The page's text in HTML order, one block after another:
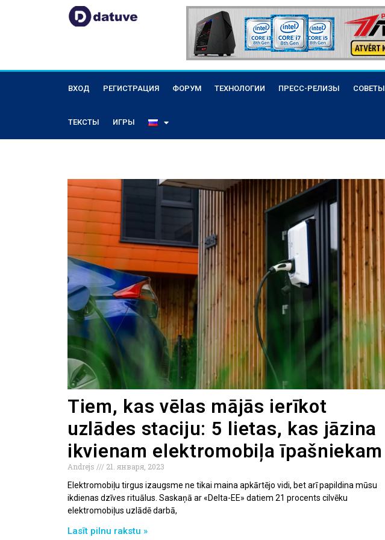
ВХОД РЕГИСТРАЦИЯ ФОРУМ ТЕХНОЛОГИИ ПРЕСС-РЕЛИЗЫ СОВЕТЫ
ТЕКСТЫ ИГРЫ
Tiem, kas vēlas mājās ierīkot
uzlādes staciju: 5 lietas, kas jāzina
ikvienam elektromobiļa īpašniekam
Andrejs
21. января, 2023
Elektromobiļu tirgus izaugsme ne tikai maina apkārtējo vidi, bet arī papildina mūsu
ikdienas dzīves rituālus. Saskaņā ar «Delta-EE» datiem 21 procents cilvēku
elektromobiļus uzlādē darbā,
Lasīt pilnu rakstu »